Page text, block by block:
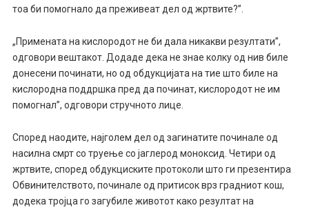
тоа би помогнало да преживеат дел од жртвите?”.
„Примената на кислородот не би дала никакви резултати”,
одговори вештакот. Додаде дека не знае колку од нив биле
донесени починати, но од обдукцијата на тие што биле на
кислородна поддршка пред да починат, кислородот не им
помогнал”, одговори стручното лице.
Според наодите, најголем дел од загинатите починале од
насилна смрт со труење со јаглерод моноксид. Четири од
жртвите, според обдукциските протоколи што ги презентира
Обвинителството, починале од притисок врз градниот кош,
додека тројца го загубиле животот како резултат на